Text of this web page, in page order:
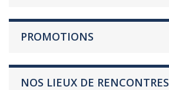
PROMOTIONS
NOS LIEUX DE RENCONTRES